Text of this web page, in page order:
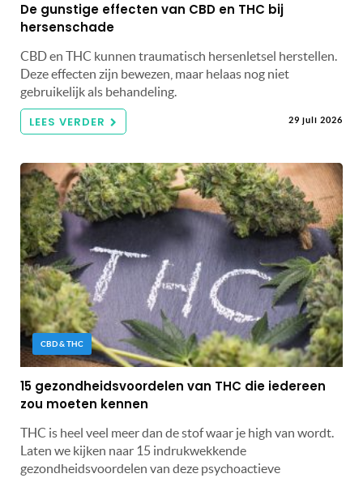
De gunstige effecten van CBD en THC bij
hersenschade
CBD en THC kunnen traumatisch hersenletsel herstellen.
Deze effecten zijn bewezen, maar helaas nog niet
gebruikelijk als behandeling.
LEES VERDER 29 juli 2026
CBD & THC
15 gezondheidsvoordelen van THC die iedereen
zou moeten kennen
THC is heel veel meer dan de stof waar je high van wordt.
Laten we kijken naar 15 indrukwekkende
gezondheidsvoordelen van deze psychoactieve